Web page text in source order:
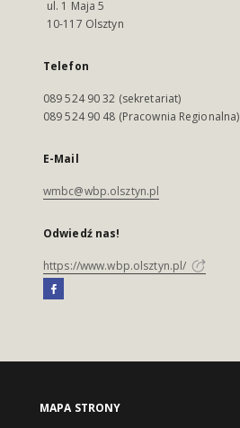
ul. 1 Maja 5
10-117 Olsztyn
Telefon
089 524 90 32 (sekretariat)
089 524 90 48 (Pracownia Regionalna)
E-Mail
wmbc@wbp.olsztyn.pl
Odwiedź nas!
https://www.wbp.olsztyn.pl/
MAPA STRONY